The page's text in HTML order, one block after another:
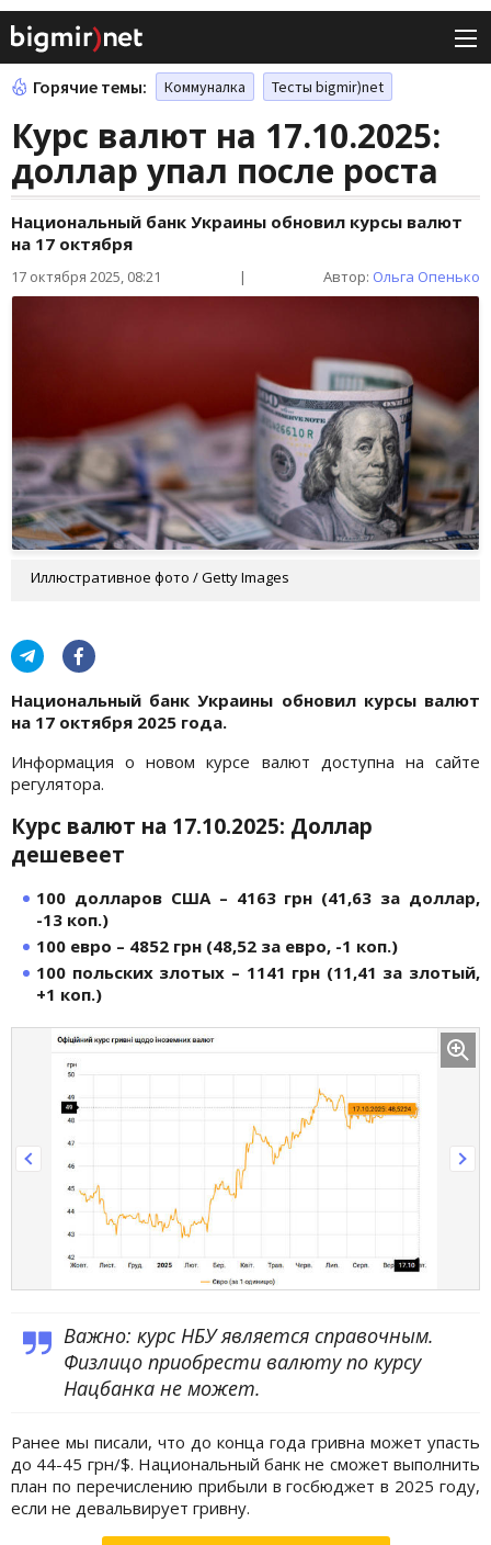
Горячие темы: Коммуналка Тесты bigmir)net
Курс валют на 17.10.2025:
доллар упал после роста
Национальный банк Украины обновил курсы валют
на 17 октября
17 октября 2025, 08:21 | Автор: Ольга Опенько
Иллюстративное фото / Getty Images
Национальный банк Украины обновил курсы валют
на 17 октября 2025 года.
Информация о новом курсе валют доступна на сайте
регулятора.
Курс валют на 17.10.2025: Доллар
дешевеет
100 долларов США – 4163 грн (41,63 за доллар,
-13 коп.)
100 евро – 4852 грн (48,52 за евро, -1 коп.)
100 польских злотых – 1141 грн (11,41 за злотый,
+1 коп.)
Важно: курс НБУ является справочным.
Физлицо приобрести валюту по курсу
Нацбанка не может.
Ранее мы писали, что до конца года гривна может упасть
до 44-45 грн/$. Национальный банк не сможет выполнить
план по перечислению прибыли в госбюджет в 2025 году,
если не девальвирует гривну.